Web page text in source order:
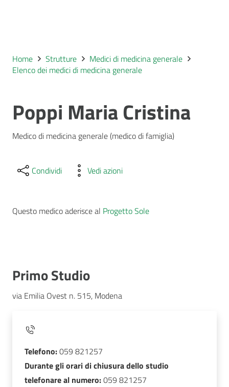
Home Strutture
Medici di medicina generale
Elenco dei medici di medicina generale
Poppi Maria Cristina
Medico di medicina generale (medico di famiglia)
Condividi Vedi azioni
Questo medico aderisce al Progetto Sole
Primo Studio
via Emilia Ovest n. 515, Modena
Telefono:059 821257
Durante gli orari di chiusura dello studio
telefonare al numero:059 821257